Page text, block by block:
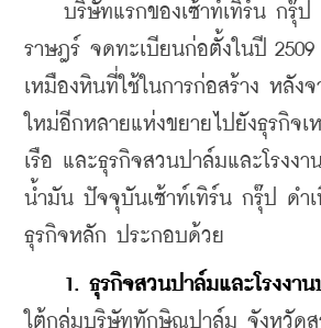
บริษัทแรกของเซ้าท์เทิร์น กรุ๊ป
ราษฎร์ จดทะเบียนก่อตั้งในปี
เหมืองหินที่ใช้ในการก่อสร้าง หลัง
ใหม่อีกหลายแห่งขยายไปยังธุรกิจเ
เรือ และธุรกิจสวนปาล์มและโรงงา
น้ำมัน ปัจจุบันเซ้าท์เทิร์น กรุ๊ป ดำ
ธุรกิจหลัก ประกอบด้วย
1. ธุรกิจสวนปาล์มและโรงงา
ใต้กลุ่มบริษัททักษิณปาล์ม จังหวัดสุ